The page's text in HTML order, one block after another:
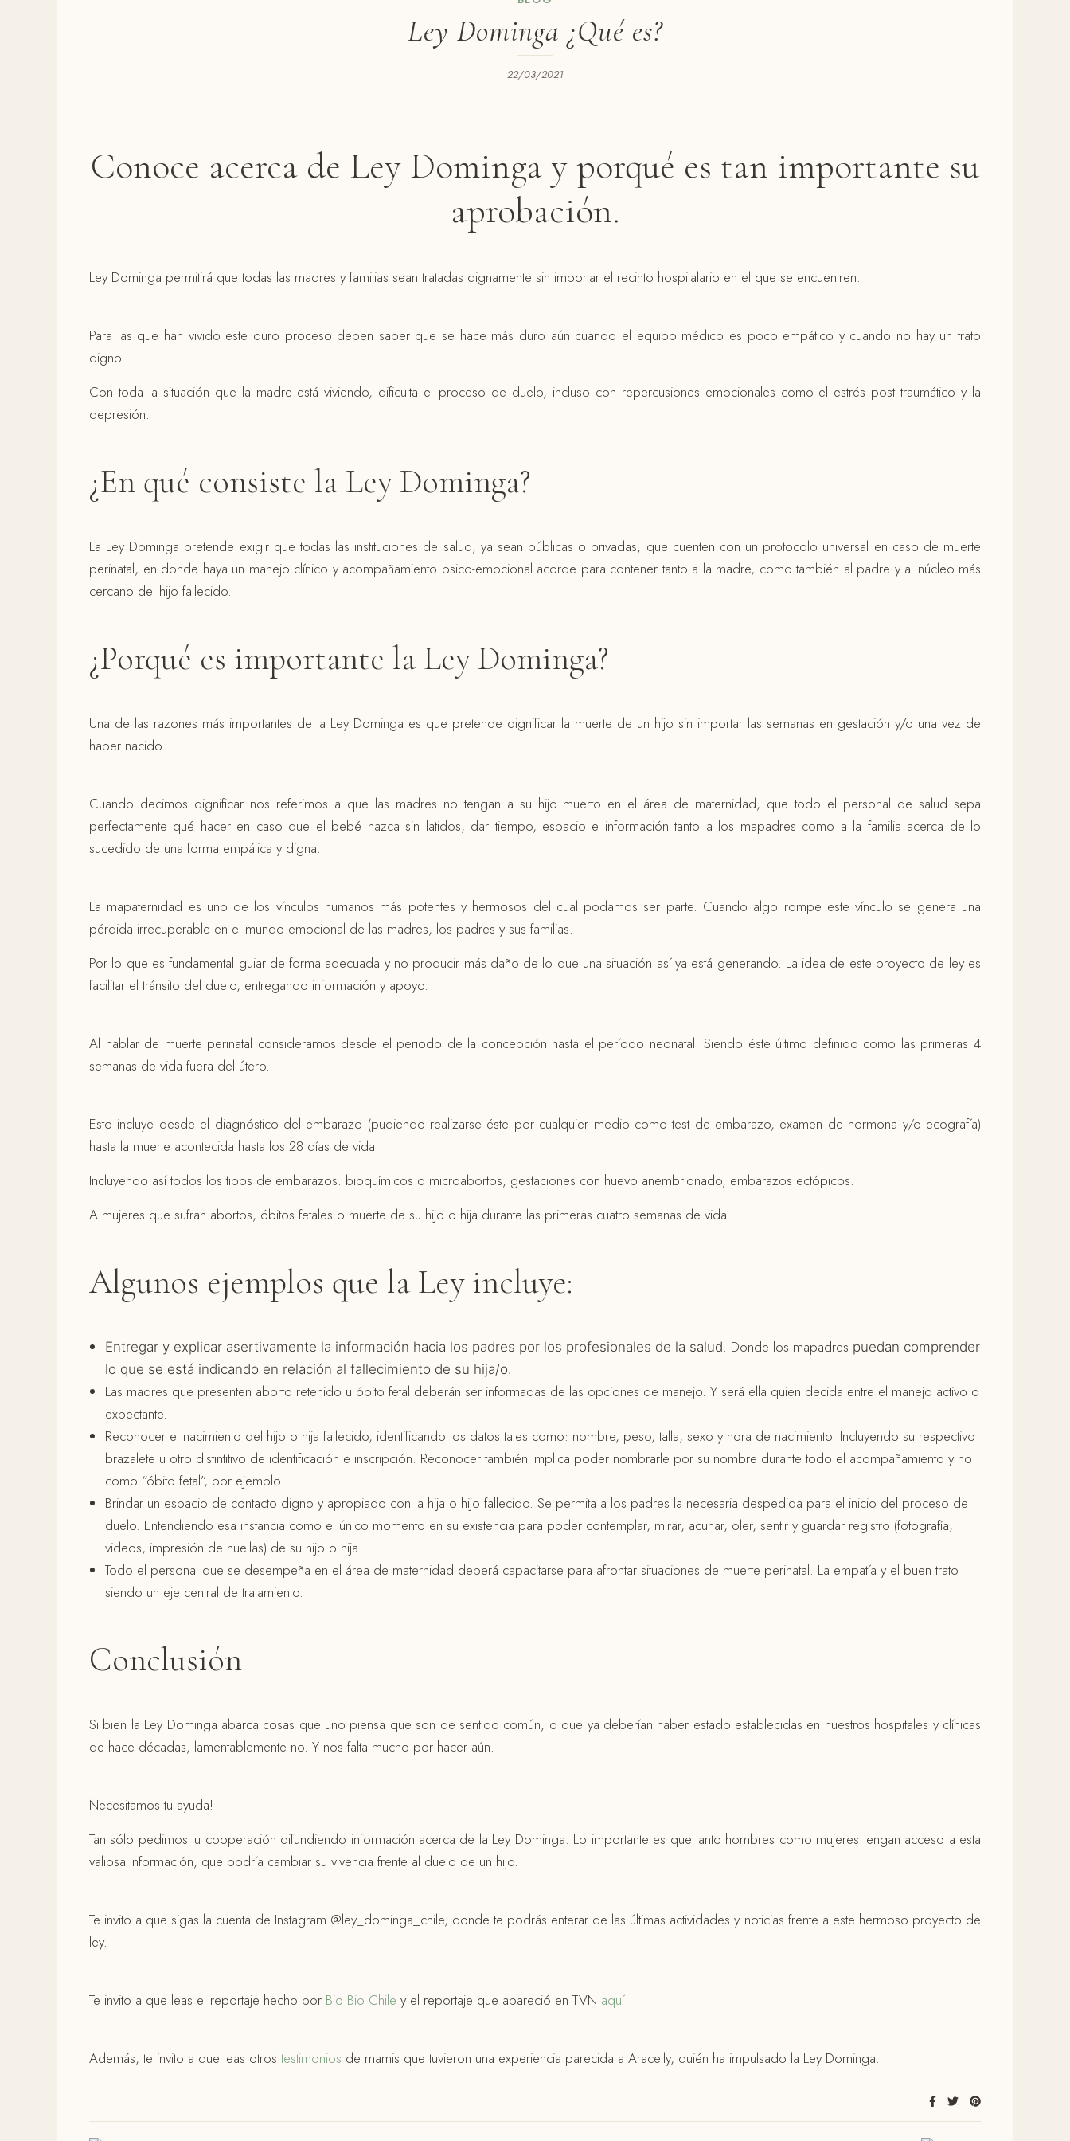
Ley Dominga ¿Qué es?
22/03/2021
Conoce acerca de Ley Dominga y porqué es tan importante su
aprobación.
Ley Dominga permitirá que todas las madres y familias sean tratadas dignamente sin importar el recinto hospitalario en el que se encuentren.
Para las que han vivido este duro proceso deben saber que se hace más duro aún cuando el equipo médico es poco empático y cuando no hay un trato
digno.
Con toda la situación que la madre está viviendo, dificulta el proceso de duelo, incluso con repercusiones emocionales como el estrés post traumático y la
depresión.
¿En qué consiste la Ley Dominga?
La Ley Dominga pretende exigir que todas las instituciones de salud, ya sean públicas o privadas, que cuenten con un protocolo universal en caso de muerte
perinatal, en donde haya un manejo clínico y acompañamiento psico-emocional acorde para contener tanto a la madre, como también al padre y al núcleo más
cercano del hijo fallecido.
¿Porqué es importante la Ley Dominga?
Una de las razones más importantes de la Ley Dominga es que pretende dignificar la muerte de un hijo sin importar las semanas en gestación y/o una vez de
haber nacido.
Cuando decimos dignificar nos referimos a que las madres no tengan a su hijo muerto en el área de maternidad, que todo el personal de salud sepa
perfectamente qué hacer en caso que el bebé nazca sin latidos, dar tiempo, espacio e información tanto a los mapadres como a la familia acerca de lo
sucedido de una forma empática y digna.
La mapaternidad es uno de los vínculos humanos más potentes y hermosos del cual podamos ser parte. Cuando algo rompe este vínculo se genera una
pérdida irrecuperable en el mundo emocional de las madres, los padres y sus familias.
Por lo que es fundamental guiar de forma adecuada y no producir más daño de lo que una situación así ya está generando. La idea de este proyecto de ley es
facilitar el tránsito del duelo, entregando información y apoyo.
Al hablar de muerte perinatal consideramos desde el periodo de la concepción hasta el período neonatal. Siendo éste último definido como las primeras 4
semanas de vida fuera del útero.
Esto incluye desde el diagnóstico del embarazo (pudiendo realizarse éste por cualquier medio como test de embarazo, examen de hormona y/o ecografía)
hasta la muerte acontecida hasta los 28 días de vida.
Incluyendo así todos los tipos de embarazos: bioquímicos o microabortos, gestaciones con huevo anembrionado, embarazos ectópicos.
A mujeres que sufran abortos, óbitos fetales o muerte de su hijo o hija durante las primeras cuatro semanas de vida.
Algunos ejemplos que la Ley incluye:
Entregar y explicar asertivamente la información hacia los padres por los profesionales de la salud. Donde los mapadres puedan comprender
lo que se está indicando en relación al fallecimiento de su hija/o.
Las madres que presenten aborto retenido u óbito fetal deberán ser informadas de las opciones de manejo. Y será ella quien decida entre el manejo activo o
expectante.
Reconocer el nacimiento del hijo o hija fallecido, identificando los datos tales como: nombre, peso, talla, sexo y hora de nacimiento. Incluyendo su respectivo
brazalete u otro distintitivo de identificación e inscripción. Reconocer también implica poder nombrarle por su nombre durante todo el acompañamiento y no
como “óbito fetal”, por ejemplo.
Brindar un espacio de contacto digno y apropiado con la hija o hijo fallecido. Se permita a los padres la necesaria despedida para el inicio del proceso de
duelo. Entendiendo esa instancia como el único momento en su existencia para poder contemplar, mirar, acunar, oler, sentir y guardar registro (fotografía,
videos, impresión de huellas) de su hijo o hija.
Todo el personal que se desempeña en el área de maternidad deberá capacitarse para afrontar situaciones de muerte perinatal. La empatía y el buen trato
siendo un eje central de tratamiento.
Conclusión
Si bien la Ley Dominga abarca cosas que uno piensa que son de sentido común, o que ya deberían haber estado establecidas en nuestros hospitales y clínicas
de hace décadas, lamentablemente no. Y nos falta mucho por hacer aún.
Necesitamos tu ayuda!
Tan sólo pedimos tu cooperación difundiendo información acerca de la Ley Dominga. Lo importante es que tanto hombres como mujeres tengan acceso a esta
valiosa información, que podría cambiar su vivencia frente al duelo de un hijo.
Te invito a que sigas la cuenta de Instagram @ley_dominga_chile, donde te podrás enterar de las últimas actividades y noticias frente a este hermoso proyecto de
ley.
Te invito a que leas el reportaje hecho por Bio Bio Chile y el reportaje que apareció en TVN aquí
Además, te invito a que leas otrostestimonios de mamis que tuvieron una experiencia parecida a Aracelly, quién ha impulsado la Ley Dominga.